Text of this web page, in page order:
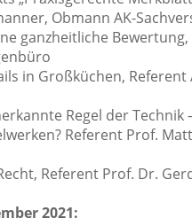
Obmann AK-
ganzheitliche
in Großküchen, Referent
Regel der Technik
Referent Prof.
Referent Prof. Dr.
2021: